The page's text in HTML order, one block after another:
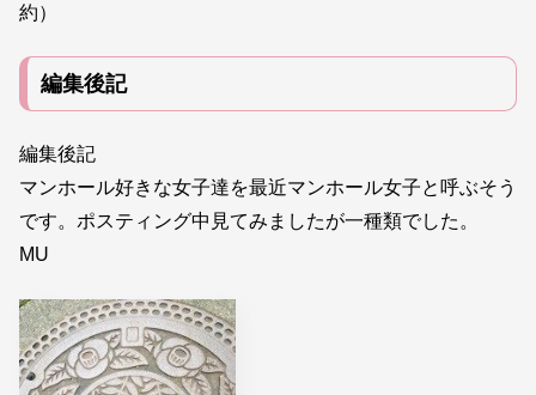
約）
編集後記
編集後記
マンホール好きな女子達を最近マンホール女子と呼ぶそう
です。ポスティング中見てみましたが一種類でした。
MU